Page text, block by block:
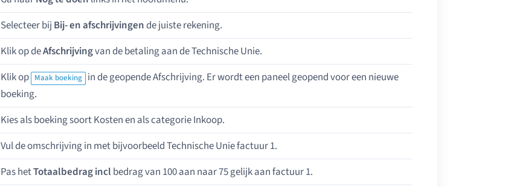
Selecteer bij Bij- en afschrijvingende juiste rekening.
Klik op deAfschrijvingvan de betaling aan de Technische Unie.
Klik op Maak boeking in de geopende Afschrijving. Er wordt een paneel geopend voor een nieuwe
boeking.
Kies als boeking soort Kosten en als categorie Inkoop.
Vul de omschrijving in met bijvoorbeeld Technische Unie factuur 1.
Pas hetTotaalbedrag incl bedrag van 100 aan naar 75 gelijk aan factuur 1.